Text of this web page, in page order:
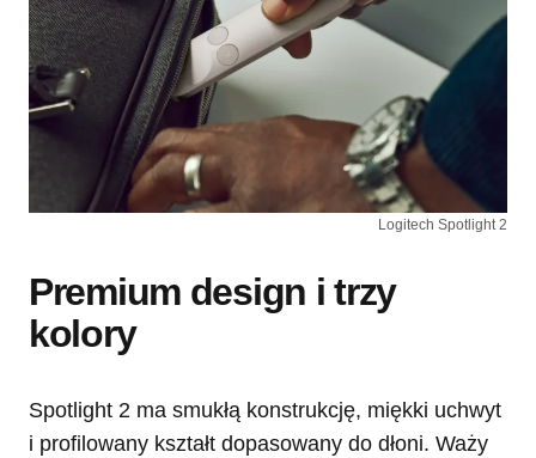
Logitech Spotlight 2
Premium design i trzy
kolory
Spotlight 2 ma smukłą konstrukcję, miękki uchwyt
i profilowany kształt dopasowany do dłoni. Waży